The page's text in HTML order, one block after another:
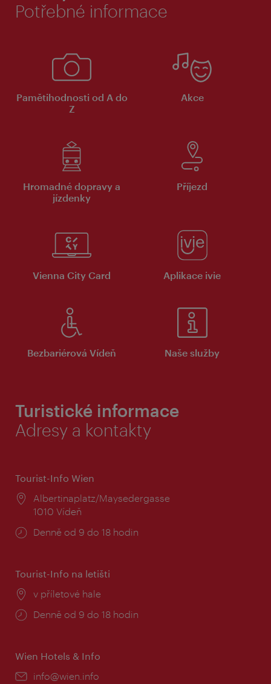
Potřebné informace
Pamětihodnosti od A do
Z
Akce
Hromadné dopravy a
jízdenky
Příjezd
Vienna City Card Aplikace ivie
Bezbariérová Vídeň Naše služby
Turistické informace
Adresy a kontakty
Tourist-Info Wien
Místo:
Albertinaplatz/Maysedergasse
1010 Vídeň
Provozní
Denně od 9 do 18 hodin
Tourist-Info na letišti
Místo:
v příletové hale
Provozní
Denně od 9 do 18 hodin
Wien Hotels & Info
E-
info@wien.info